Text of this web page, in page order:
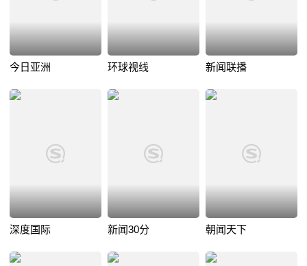
今日亚洲 环球视线 新闻联播
深度国际 新闻30分 朝闻天下